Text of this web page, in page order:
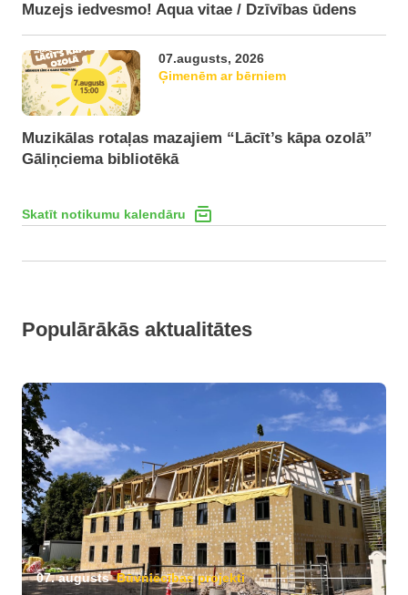
Muzejs iedvesmo! Aqua vitae / Dzīvības ūdens
07.augusts, 2026
Ģimenēm ar bērniem
Muzikālas rotaļas mazajiem “Lācīt’s kāpa ozolā”
Gāliņciema bibliotēkā
Skatīt notikumu kalendāru
Populārākās aktualitātes
07. augusts Būvniecības projekti